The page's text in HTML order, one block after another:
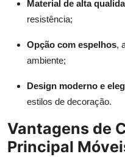
Material de alta
resistência;
Opção com espelhos,
ambiente;
Design moderno e
estilos de decoração.
Vantagens de
Principal